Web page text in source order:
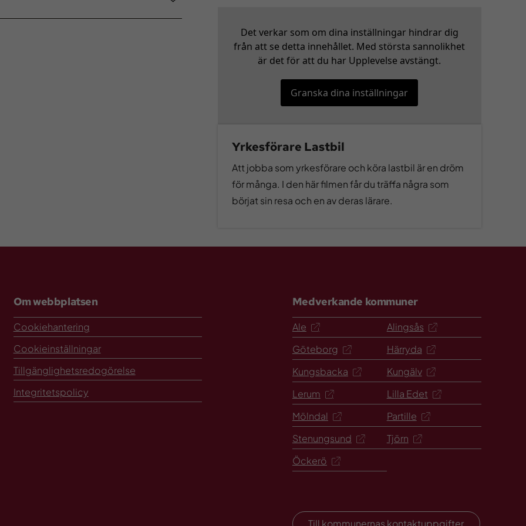
Det verkar som om dina inställningar hindrar dig
från att se detta innehållet. Med största sannolikhet
är det för att du har Upplevelse avstängt.
Granska dina inställningar
Yrkesförare Lastbil
Att jobba som yrkesförare och köra lastbil är en dröm
för många. I den här filmen får du träffa några som
börjat sin resa och en av deras lärare.
Om webbplatsen
Cookiehantering
Cookieinställningar
Tillgänglighetsredogörelse
Integritetspolicy
Medverkande kommuner
Ale
Alingsås
Göteborg
Härryda
Kungsbacka
Kungälv
Lerum
Lilla Edet
Mölndal
Partille
Stenungsund
Tjörn
Öckerö
Till kommunernas kontaktuppgifter